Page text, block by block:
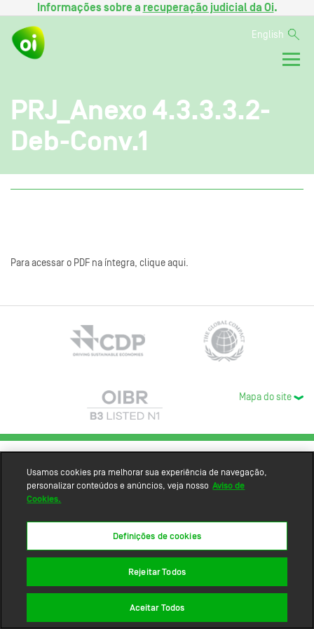
Informações sobre a recuperação judicial da Oi.
English
PRJ_Anexo 4.3.3.3.2-
Deb-Conv.1
Para acessar o PDF na íntegra, clique aqui.
Mapa do site
Usamos cookies pra melhorar sua experiência de navegação,
personalizar conteúdos e anúncios, veja nosso Aviso de
Cookies.
Definições de cookies
Rejeitar Todos
Aceitar Todos